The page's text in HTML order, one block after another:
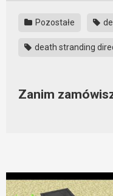
Pozostałe
death stranding
Zanim
które do gry zostały
zmiany, przełomowe